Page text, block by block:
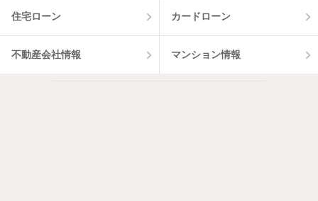
住宅ローン カードローン
不動産会社情報 マンション情報